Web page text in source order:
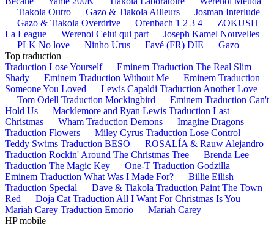
— Tiakola Outro — Gazo & TiakolaAilleurs — Josman Interlude
— Gazo & Tiakola Overdrive — Ofenbach 1 2 3 4 — ZOKUSH
La League — Werenoi Celui qui part — Joseph Kamel Nouvelles
— PLK No love — Ninho Urus — Favé (FR) DIE — Gazo
Top traduction
Traduction Lose Yourself — Eminem Traduction The Real Slim
Shady — Eminem Traduction Without Me — Eminem Traduction
Someone You Loved — Lewis Capaldi Traduction Another Love
— Tom Odell Traduction Mockingbird — Eminem Traduction Can't
Hold Us — Macklemore and Ryan Lewis Traduction Last
Christmas — Wham Traduction Demons — Imagine Dragons
Traduction Flowers — Miley Cyrus Traduction Lose Control —
Teddy Swims Traduction BESO — ROSALÍA & Rauw Alejandro
Traduction Rockin' Around The Christmas Tree — Brenda Lee
Traduction The Magic Key — One-T Traduction Godzilla —
Eminem Traduction What Was I Made For? — Billie Eilish
Traduction Special — Dave & Tiakola Traduction Paint The Town
Red — Doja Cat Traduction All I Want For Christmas Is You —
Mariah Carey Traduction Emorio — Mariah Carey
HP mobile